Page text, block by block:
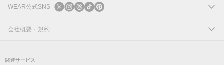
ログイン
新規会員登録
WEAR公式SNS
X
会社概要・規約
関連サービス